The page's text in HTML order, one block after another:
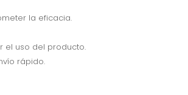
la eficacia.
el uso del producto.
rápido.